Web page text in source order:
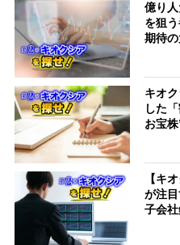
億り
を狙
期待
キオ
した
お宝
【キ
が注
子会